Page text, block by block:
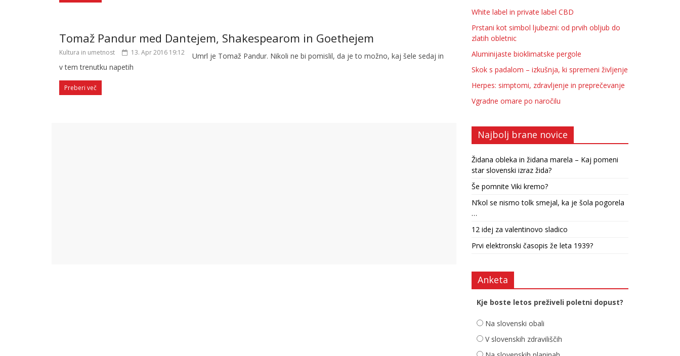
Tomaž Pandur med Dantejem, Shakespearom in Goethejem
Kultura in umetnost 13. Apr 2016 19:12
Umrl je Tomaž Pandur. Nikoli ne bi pomislil, da je to možno, kaj šele sedaj in
v tem trenutku napetih
Preberi več
White label in private label CBD
Prstani kot simbol ljubezni: od prvih obljub do
zlatih obletnic
Aluminijaste bioklimatske pergole
Skok s padalom – izkušnja, ki spremeni življenje
Herpes: simptomi, zdravljenje in preprečevanje
Vgradne omare po naročilu
Najbolj brane novice
Židana obleka in židana marela – Kaj pomeni
star slovenski izraz žida?
Še pomnite Viki kremo?
N’kol se nismo tolk smejal, ka je šola pogorela
…
12 idej za valentinovo sladico
Prvi elektronski časopis že leta 1939?
Anketa
Kje boste letos preživeli poletni dopust?
Na slovenski obali
V slovenskih zdraviliščih